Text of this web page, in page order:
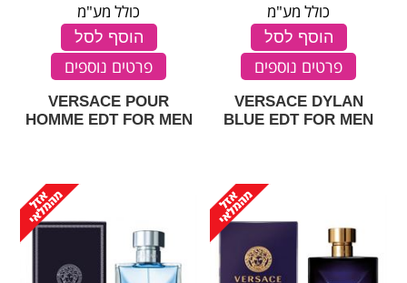
כולל מע"מ
הוסף לסל
פרטים נוספים
כולל מע"מ
הוסף לסל
פרטים נוספים
VERSACE DYLAN
BLUE EDT FOR MEN
VERSACE POUR
HOMME EDT FOR MEN